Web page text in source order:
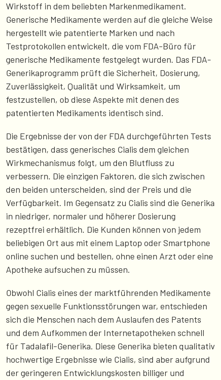
Wirkstoff in dem beliebten Markenmedikament.
Generische Medikamente werden auf die gleiche Weise
hergestellt wie patentierte Marken und nach
Testprotokollen entwickelt, die vom FDA-Büro für
generische Medikamente festgelegt wurden. Das FDA-
Generikaprogramm prüft die Sicherheit, Dosierung,
Zuverlässigkeit, Qualität und Wirksamkeit, um
festzustellen, ob diese Aspekte mit denen des
patentierten Medikaments identisch sind.
Die Ergebnisse der von der FDA durchgeführten Tests
bestätigen, dass generisches Cialis dem gleichen
Wirkmechanismus folgt, um den Blutfluss zu
verbessern. Die einzigen Faktoren, die sich zwischen
den beiden unterscheiden, sind der Preis und die
Verfügbarkeit. Im Gegensatz zu Cialis sind die Generika
in niedriger, normaler und höherer Dosierung
rezeptfrei erhältlich. Die Kunden können von jedem
beliebigen Ort aus mit einem Laptop oder Smartphone
online suchen und bestellen, ohne einen Arzt oder eine
Apotheke aufsuchen zu müssen.
Obwohl Cialis eines der marktführenden Medikamente
gegen sexuelle Funktionsstörungen war, entschieden
sich die Menschen nach dem Auslaufen des Patents
und dem Aufkommen der Internetapotheken schnell
für Tadalafil-Generika. Diese Generika bieten qualitativ
hochwertige Ergebnisse wie Cialis, sind aber aufgrund
der geringeren Entwicklungskosten billiger und